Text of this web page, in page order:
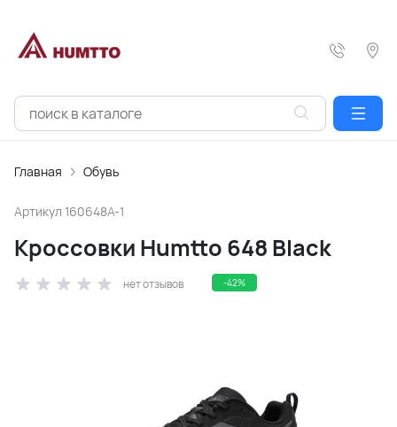
Главная Обувь
Артикул 160648A-1
Кроссовки Humtto 648 Black
нет отзывов -42%